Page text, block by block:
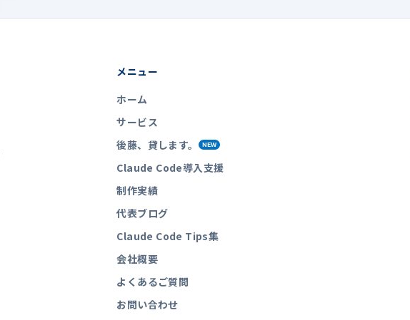
メニュー
ホーム
サービス
後藤、貸します。
NEW
Claude Code導入支援
制作実績
代表ブログ
Claude Code Tips集
会社概要
よくあるご質問
お問い合わせ